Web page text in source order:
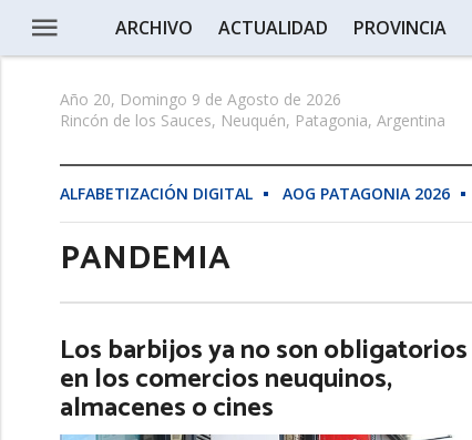
ARCHIVO ACTUALIDAD PROVINCIA
Año 20, Domingo 9 de Agosto de 2026
Rincón de los Sauces, Neuquén, Patagonia, Argentina
ALFABETIZACIÓN DIGITAL AOG PATAGONIA 2026
PANDEMIA
Los barbijos ya no son obligatorios
en los comercios neuquinos,
almacenes o cines